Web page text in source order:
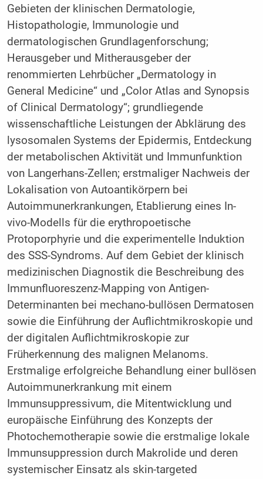
Gebieten der klinischen Dermatologie,
Histopathologie, Immunologie und
dermatologischen Grundlagenforschung;
Herausgeber und Mitherausgeber der
renommierten Lehrbücher „Dermatology in
General Medicine“ und „Color Atlas and Synopsis
of Clinical Dermatology“; grundliegende
wissenschaftliche Leistungen der Abklärung des
lysosomalen Systems der Epidermis, Entdeckung
der metabolischen Aktivität und Immunfunktion
von Langerhans-Zellen; erstmaliger Nachweis der
Lokalisation von Autoantikörpern bei
Autoimmunerkrankungen, Etablierung eines In-
vivo-Modells für die erythropoetische
Protoporphyrie und die experimentelle Induktion
des SSS-Syndroms. Auf dem Gebiet der klinisch
medizinischen Diagnostik die Beschreibung des
Immunfluoreszenz-Mapping von Antigen-
Determinanten bei mechano-bullösen Dermatosen
sowie die Einführung der Auflichtmikroskopie und
der digitalen Auflichtmikroskopie zur
Früherkennung des malignen Melanoms.
Erstmalige erfolgreiche Behandlung einer bullösen
Autoimmunerkrankung mit einem
Immunsuppressivum, die Mitentwicklung und
europäische Einführung des Konzepts der
Photochemotherapie sowie die erstmalige lokale
Immunsuppression durch Makrolide und deren
systemischer Einsatz als skin-targeted